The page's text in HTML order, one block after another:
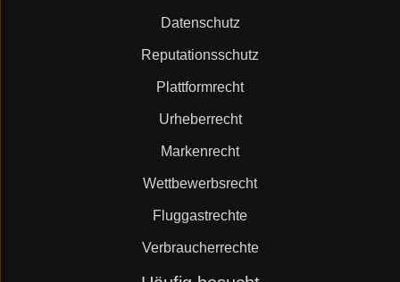
Datenschutz
Reputationsschutz
Plattformrecht
Urheberrecht
Markenrecht
Wettbewerbsrecht
Fluggastrechte
Verbraucherrechte